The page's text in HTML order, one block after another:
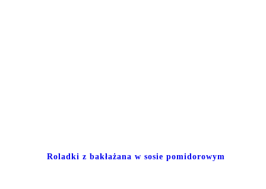
Roladki z bakłażana w sosie pomidorowym